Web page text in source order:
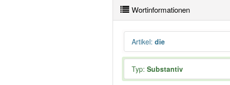
Wortinformationen
Artikel: die
Typ: Substantiv